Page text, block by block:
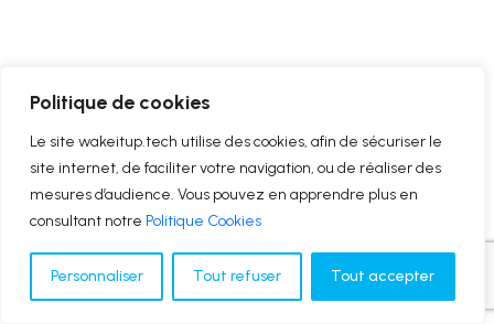
Politique de cookies
Le site wakeitup.tech utilise des cookies, afin de sécuriser le
site internet, de faciliter votre navigation, ou de réaliser des
mesures d’audience. Vous pouvez en apprendre plus en
consultant notre Politique Cookies
Personnaliser Tout refuser Tout accepter